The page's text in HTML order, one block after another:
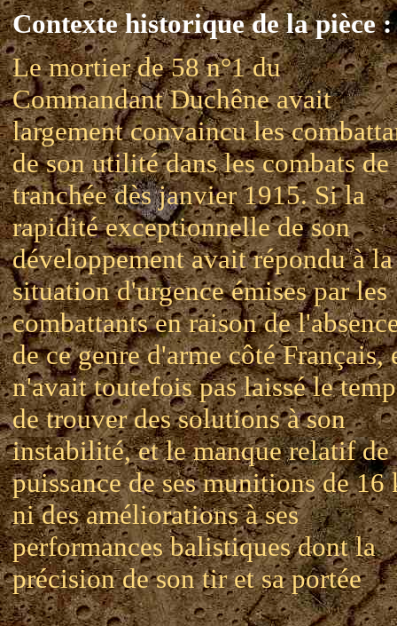
Contexte historique de la pièce :
Le mortier de 58 n°1 du
Commandant Duchêne avait
largement convaincu les
de son utilité dans les combats de
tranchée dès janvier 1915. Si la
rapidité exceptionnelle de son
développement avait répondu à la
situation d'urgence émises par les
combattants en raison de
de ce genre d'arme côté Français,
n'avait toutefois pas laissé le
de trouver des solutions à son
instabilité, et le manque relatif de
puissance de ses munitions de 16
ni des améliorations à ses
performances balistiques dont la
précision de son tir et sa portée